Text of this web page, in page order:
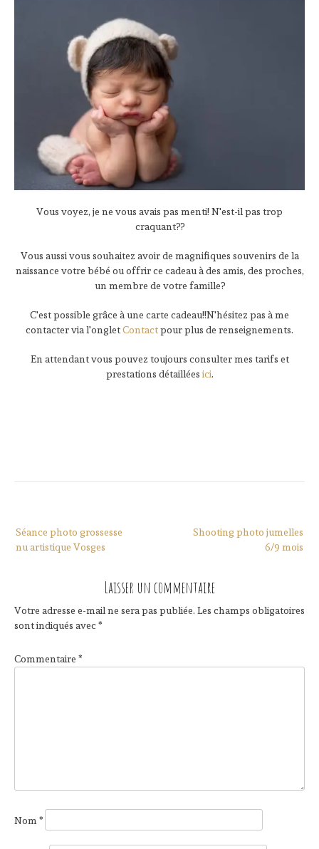
Vous voyez, je ne vous avais pas menti! N'est-il pas trop
craquant??
Vous aussi vous souhaitez avoir de magnifiques souvenirs de la
naissance votre bébé ou offrir ce cadeau à des amis, des proches,
un membre de votre famille?
C'est possible grâce à une carte cadeau!!N'hésitez pas à me
contacter via l'ongletContactpour plus de renseignements.
En attendant vous pouvez toujours consulter mes tarifs et
prestations détailléesici.
de
l’article
Shooting photo jumelles
6/9 mois
Séance photo grossesse
nu artistique Vosges
Laisser un commentaire
Votre adresse e-mail ne sera pas publiée. Les champs obligatoires
sont indiqués avec *
Commentaire *
Nom*